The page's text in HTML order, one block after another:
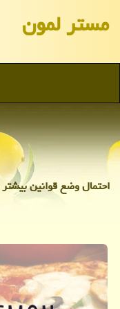
مستر لمون
احتمال وضع قوانین